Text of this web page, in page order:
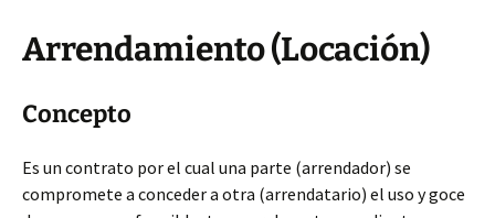
Arrendamiento (Locación)
Concepto
Es un contrato por el cual una parte (arrendador) se
compromete a conceder a otra (arrendatario) el uso y goce